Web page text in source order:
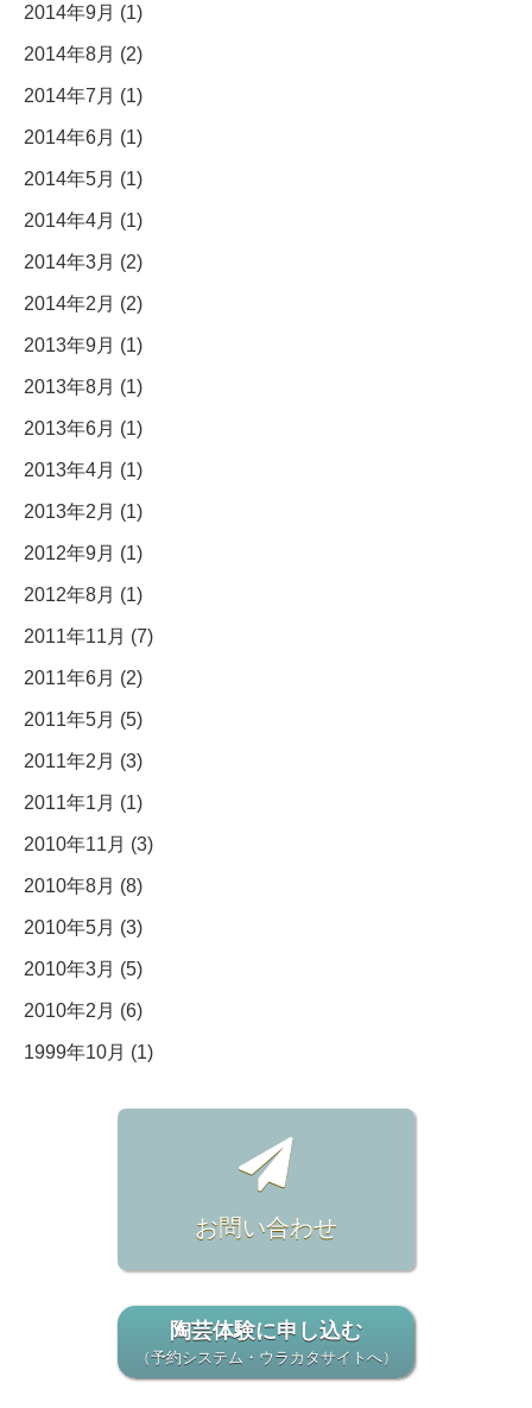
2014年9月 (1)
2014年8月 (2)
2014年7月 (1)
2014年6月 (1)
2014年5月 (1)
2014年4月 (1)
2014年3月 (2)
2014年2月 (2)
2013年9月 (1)
2013年8月 (1)
2013年6月 (1)
2013年4月 (1)
2013年2月 (1)
2012年9月 (1)
2012年8月 (1)
2011年11月 (7)
2011年6月 (2)
2011年5月 (5)
2011年2月 (3)
2011年1月 (1)
2010年11月 (3)
2010年8月 (8)
2010年5月 (3)
2010年3月 (5)
2010年2月 (6)
1999年10月 (1)
お問い合わせ
陶芸体験に申し込む
（予約システム・ウラカタサイトへ）